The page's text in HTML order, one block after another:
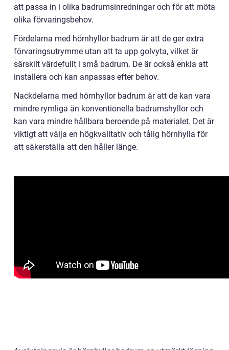
att passa in i olika badrumsinredningar och för att möta
olika förvaringsbehov.
Fördelarna med hörnhyllor badrum är att de ger extra
förvaringsutrymme utan att ta upp golvyta, vilket är
särskilt värdefullt i små badrum. De är också enkla att
installera och kan anpassas efter behov.
Nackdelarna med hörnhyllor badrum är att de kan vara
mindre rymliga än konventionella badrumshyllor och
kan vara mindre hållbara beroende på materialet. Det är
viktigt att välja en högkvalitativ och tålig hörnhylla för
att säkerställa att den håller länge.